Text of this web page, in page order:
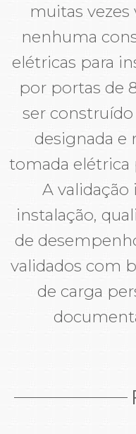
muitas vezes
nenhuma
elétricas para
por portas de
ser
designada e
tomada elétrica
A validação
instalação,
de
validados com
de carga